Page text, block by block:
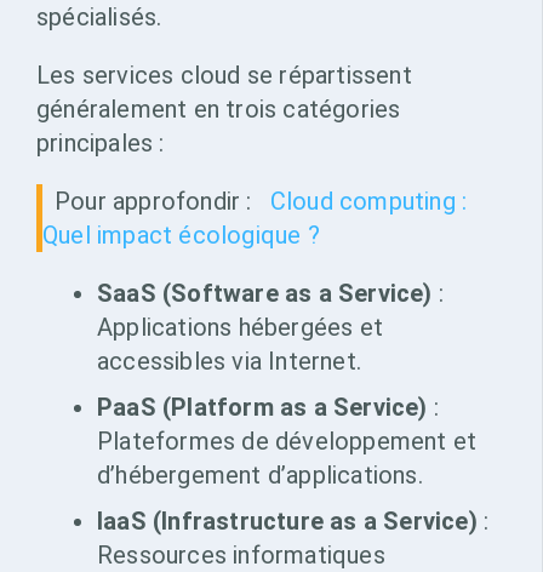
spécialisés.
Les services cloud se répartissent
généralement en trois catégories
principales :
Pour approfondir :
Cloud computing :
Quel impact écologique ?
SaaS (Software as a Service) :
Applications hébergées et
accessibles via Internet.
PaaS (Platform as a Service) :
Plateformes de développement et
d’hébergement d’applications.
IaaS (Infrastructure as a Service) :
Ressources informatiques